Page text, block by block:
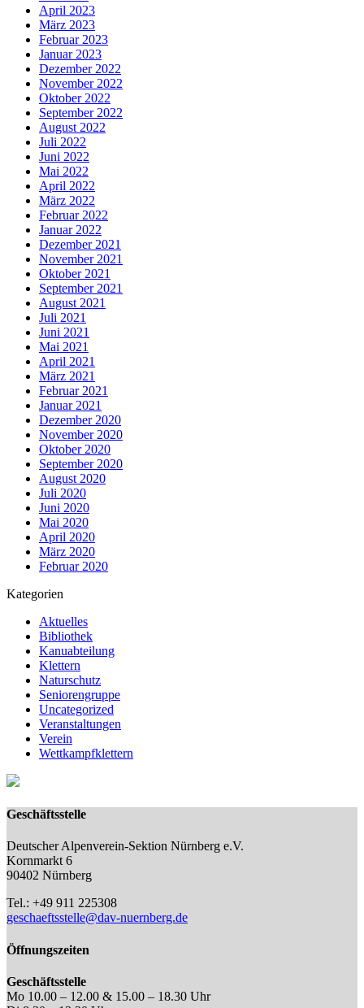
April 2023
März 2023
Februar 2023
Januar 2023
Dezember 2022
November 2022
Oktober 2022
September 2022
August 2022
Juli 2022
Juni 2022
Mai 2022
April 2022
März 2022
Februar 2022
Januar 2022
Dezember 2021
November 2021
Oktober 2021
September 2021
August 2021
Juli 2021
Juni 2021
Mai 2021
April 2021
März 2021
Februar 2021
Januar 2021
Dezember 2020
November 2020
Oktober 2020
September 2020
August 2020
Juli 2020
Juni 2020
Mai 2020
April 2020
März 2020
Februar 2020
Kategorien
Aktuelles
Bibliothek
Kanuabteilung
Klettern
Naturschutz
Seniorengruppe
Uncategorized
Veranstaltungen
Verein
Wettkampfklettern
Geschäftsstelle
Deutscher Alpenverein-Sektion Nürnberg e.V.
Kornmarkt 6
90402 Nürnberg
Tel.: +49 911 225308
geschaeftsstelle@dav-nuernberg.de
Öffnungszeiten
Geschäftsstelle
Mo 10.00 – 12.00 & 15.00 – 18.30 Uhr